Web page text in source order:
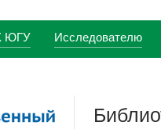
ЮГУ Исследователю